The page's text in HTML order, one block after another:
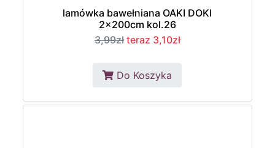
lamówka bawełniana OAKI DOKI
2x200cm kol.26
3,99zł teraz 3,10zł
Do Koszyka